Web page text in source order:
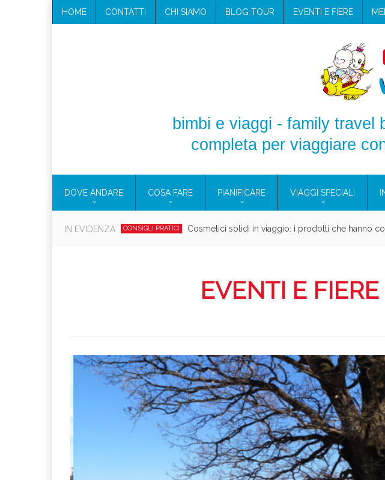
HOME CONTATTI CHI SIAMO BLOG TOUR EVENTI E FIERE
bimbi e viaggi - family travel
completa per viaggiare
DOVE ANDARE COSA FARE PIANIFICARE VIAGGI SPECIALI
IN EVIDENZA EOLIE Viaggi per donne 2026: vieni alle Eolie e a Pantelleria!
CONSIGLI PRATICI
EVENTI E FIERE